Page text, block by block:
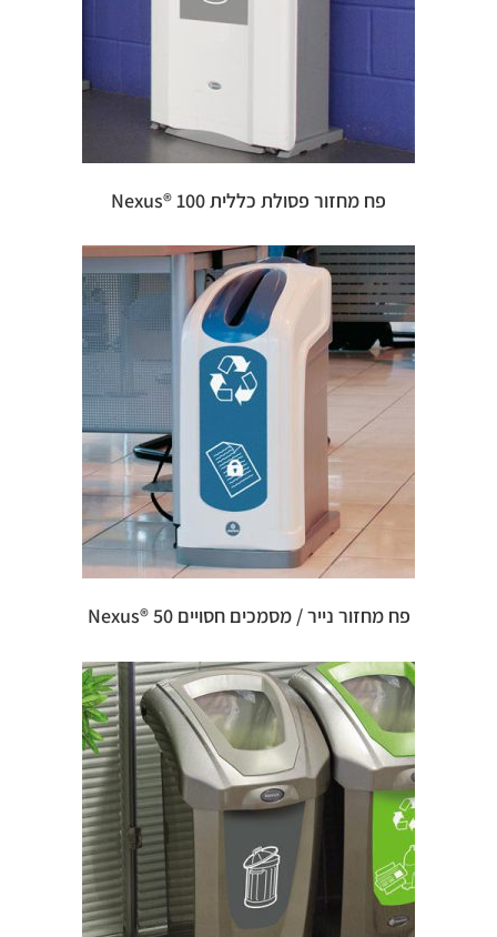
פח מחזור פסולת כללית 100 ®Nexus
פח מחזור נייר / מסמכים חסויים 50 ®Nexus